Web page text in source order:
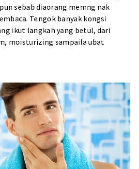
sebab diaorang memng nak
Tengok banyak kongsi
ikut langkah yang betul, dari
moisturizing sampaila ubat